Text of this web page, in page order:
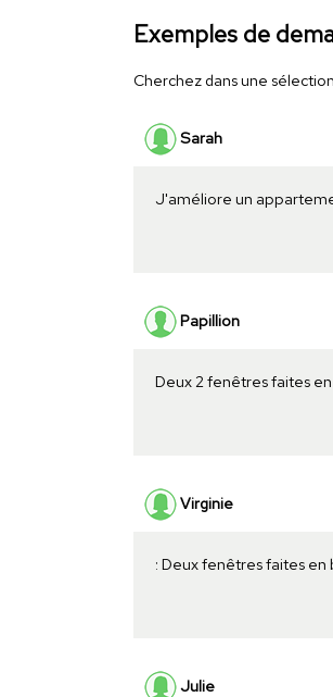
Exemples de
Cherchez dans une
Sarah
J'améliore un
Papillion
Deux 2 fenêtres faites
Virginie
: Deux fenêtres faites
Julie